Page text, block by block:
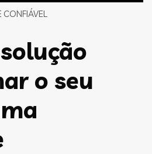
CONFIÁVEL
o seu